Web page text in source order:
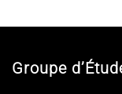
Groupe